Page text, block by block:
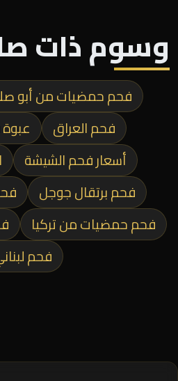
وسوم ذات
فحم حمضيات من أبو
فحم العراق
أسعار فحم الشيشة
فحم برتقال جوجل
فحم حمضيات من تركيا
فحم